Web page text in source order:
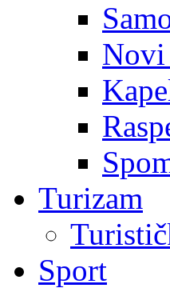
Turizam
Sport